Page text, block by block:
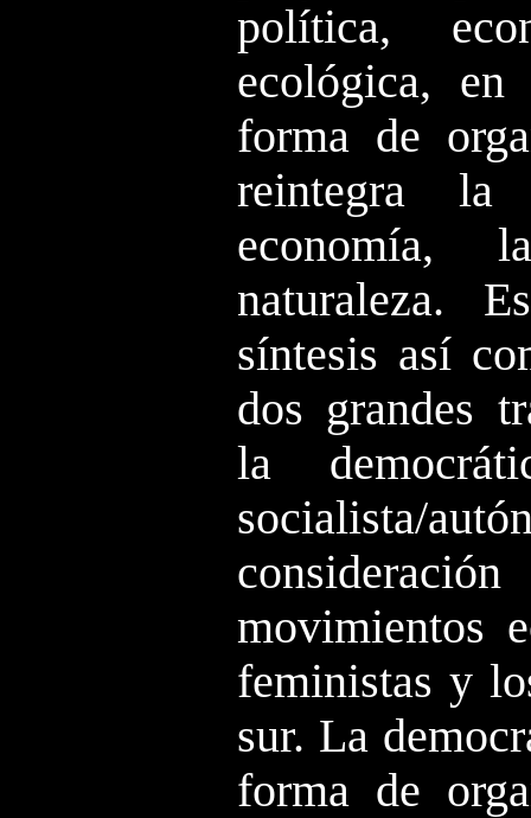
política,
ecológica, en
forma de
reintegra
naturaleza.
síntesis así
dos grandes
la
socialista/
movimientos
feministas y
sur. La
forma de